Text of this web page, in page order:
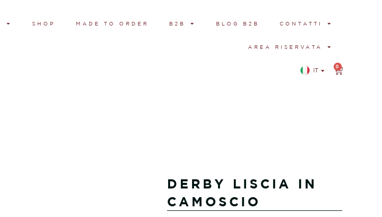
SHOP MADE TO ORDER B2B BLOG B2B CONTATTI
AREA RISERVATA
IT
EN
0
DERBY LISCIA IN
CAMOSCIO